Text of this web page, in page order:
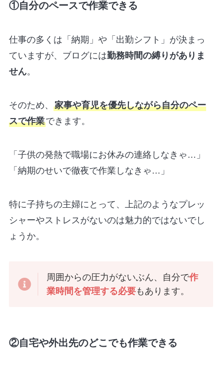
①自分のペースで作業できる
仕事の多くは「納期」や「出勤シフト」が決まっ
ていますが、ブログには勤務時間の縛りがありま
せん。
そのため、 家事や育児を優先しながら自分のペー
スで作業できます。
「子供の発熱で職場にお休みの連絡しなきゃ…」
「納期のせいで徹夜で作業しなきゃ…」
特に子持ちの主婦にとって、上記のようなプレッ
シャーやストレスがないのは魅力的ではないでし
ょうか。
周囲からの圧力がないぶん、自分で作
業時間を管理する必要もあります。
②自宅や外出先のどこでも作業できる